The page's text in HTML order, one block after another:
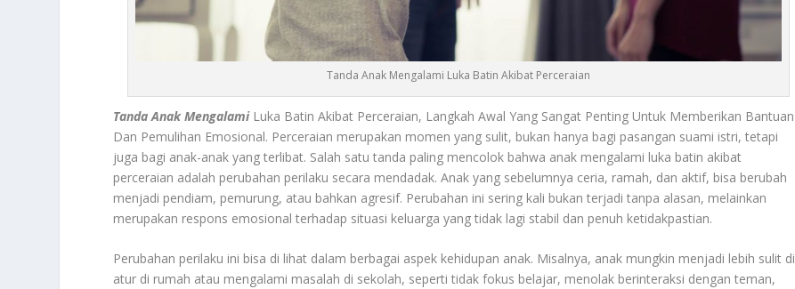
Tanda Anak Mengalami Luka Batin Akibat Perceraian
Tanda Anak MengalamiLuka Batin Akibat Perceraian, Langkah Awal Yang Sangat Penting Untuk Memberikan Bantuan
Dan Pemulihan Emosional. Perceraian merupakan momen yang sulit, bukan hanya bagi pasangan suami istri, tetapi
juga bagi anak-anak yang terlibat. Salah satu tanda paling mencolok bahwa anak mengalami luka batin akibat
perceraian adalah perubahan perilaku secara mendadak. Anak yang sebelumnya ceria, ramah, dan aktif, bisa berubah
menjadi pendiam, pemurung, atau bahkan agresif. Perubahan ini sering kali bukan terjadi tanpa alasan, melainkan
merupakan respons emosional terhadap situasi keluarga yang tidak lagi stabil dan penuh ketidakpastian.
Perubahan perilaku ini bisa di lihat dalam berbagai aspek kehidupan anak. Misalnya, anak mungkin menjadi lebih sulit di
atur di rumah atau mengalami masalah di sekolah, seperti tidak fokus belajar, menolak berinteraksi dengan teman,